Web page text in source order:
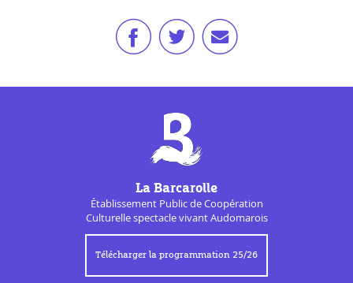
La Barcarolle
Établissement Public deCoopération
Culturellespectacle vivant Audomarois
Télécharger la programmation 25/26